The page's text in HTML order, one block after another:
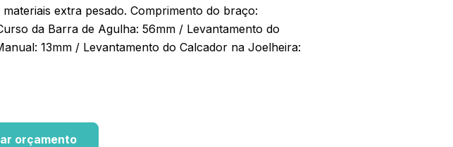
extra pesado. Comprimento do braço:
da Barra de Agulha: 56mm / Levantamento do
13mm / Levantamento do Calcador na Joelheira:
orçamento